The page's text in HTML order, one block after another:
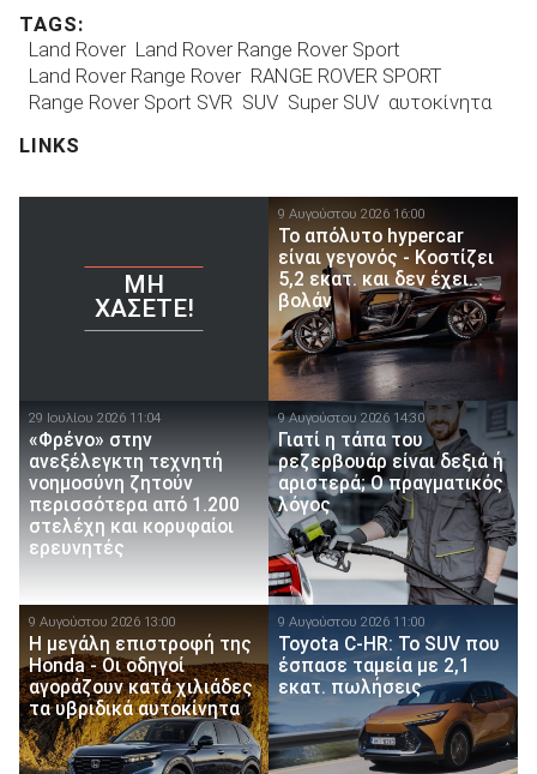
TAGS:
Land Rover Land Rover Range Rover Sport
Land Rover Range Rover RANGE ROVER SPORT
Range Rover Sport SVR SUV Super SUV αυτοκίνητα
LINKS
ΜΗ
ΧΆΣΕΤΕ!
9 Αυγούστου 2026 16:00
Το απόλυτο hypercar
είναι γεγονός - Κοστίζει
5,2 εκατ. και δεν έχει...
βολάν
29 Ιουλίου 2026 11:04
«Φρένο» στην
ανεξέλεγκτη τεχνητή
νοημοσύνη ζητούν
περισσότερα από 1.200
στελέχη και κορυφαίοι
ερευνητές
9 Αυγούστου 2026 14:30
Γιατί η τάπα του
ρεζερβουάρ είναι δεξιά ή
αριστερά; Ο πραγματικός
λόγος
9 Αυγούστου 2026 13:00
Η μεγάλη επιστροφή της
Honda - Οι οδηγοί
αγοράζουν κατά χιλιάδες
τα υβριδικά αυτοκίνητα
9 Αυγούστου 2026 11:00
Toyota C-HR: Το SUV που
έσπασε ταμεία με 2,1
εκατ. πωλήσεις